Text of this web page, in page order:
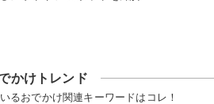
かけトレンド
るおでかけ関連キーワードはコレ！